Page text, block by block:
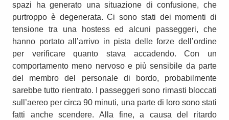
spazi ha generato una situazione di confusione, che
purtroppo è degenerata. Ci sono stati dei momenti di
tensione tra una hostess ed alcuni passeggeri, che
hanno portato all’arrivo in pista delle forze dell’ordine
per verificare quanto stava accadendo. Con un
comportamento meno nervoso e più sensibile da parte
del membro del personale di bordo, probabilmente
sarebbe tutto rientrato. I passeggeri sono rimasti bloccati
sull’aereo per circa 90 minuti, una parte di loro sono stati
fatti anche scendere. Alla fine, a causa del ritardo